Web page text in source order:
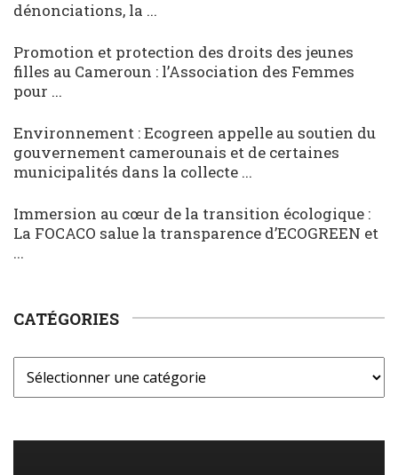
dénonciations, la ...
Promotion et protection des droits des jeunes
filles au Cameroun : l’Association des Femmes
pour ...
Environnement : Ecogreen appelle au soutien du
gouvernement camerounais et de certaines
municipalités dans la collecte ...
Immersion au cœur de la transition écologique :
La FOCACO salue la transparence d’ECOGREEN et
...
CATÉGORIES